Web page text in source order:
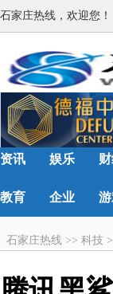
石家庄热线，欢迎您！
资讯 娱乐
教育 企业
石家庄热线 >> 科技